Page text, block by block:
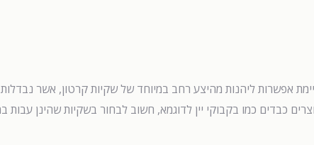
אפשרות ליהנות מהיצע רחב במיוחד של שקיות קרטון, אשר
כבדים כמו בקבוקי יין לדוגמא, חשוב לבחור בשקיות שהינן עבות